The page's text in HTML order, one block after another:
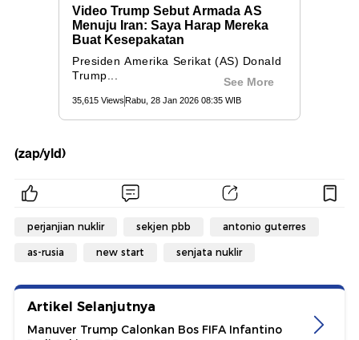
(zap/yld)
perjanjian nuklir sekjen pbb antonio guterres
as-rusia new start senjata nuklir
Artikel Selanjutnya
⁠Manuver Trump Calonkan Bos FIFA Infantino